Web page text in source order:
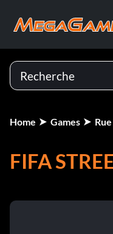
Home Games
FIFA